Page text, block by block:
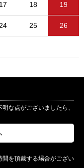
17 18 19
24 25 26
な点がございましたら、
間を頂戴する場合がござい